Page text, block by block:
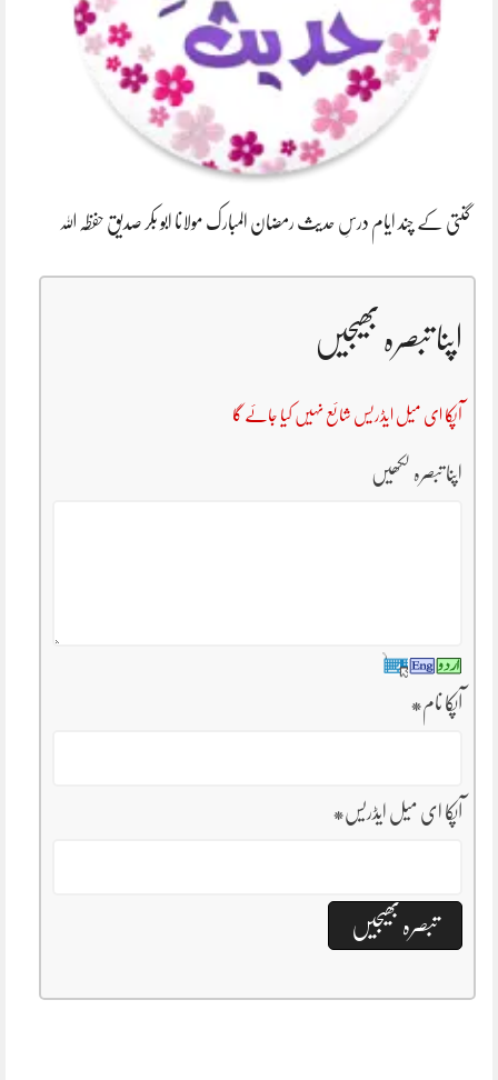
گنتی کے چند ایام درسِ حدیث رمضان المبارک مولانا ابو بکر صدیق حفظہ اللہ
اپنا تبصرہ بھیجیں
آپکا ای میل ایڈریس شائع نہیں کیا جائے گا
اپنا تبصرہ لکھیں
آپکا نام*
آپکا ای میل ایڈریس*